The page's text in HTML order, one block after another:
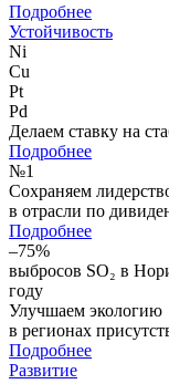
Подробнее
Устойчивость
Ni
Cu
Pt
Pd
Делаем ставку на
Подробнее
№1
Сохраняем
в отрасли по
Подробнее
–75%
выбросов SO₂ в
году
Улучшаем экологию
в регионах
Подробнее
Развитие